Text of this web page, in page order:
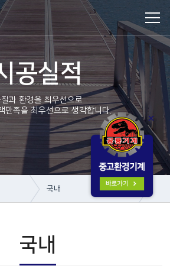
공실적
과 환경을 최우선으로
만족을 최우선으로 생각합니다.
국내
중국
국내